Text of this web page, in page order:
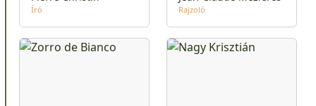
Író Rajzoló